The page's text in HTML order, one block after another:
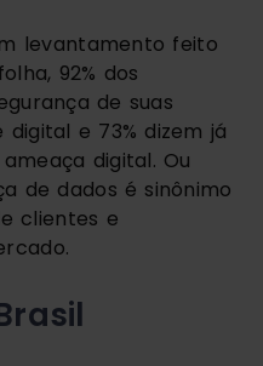
levantamento feito
92% dos
de suas
e 73% dizem já
digital. Ou
de dados é sinônimo
clientes e